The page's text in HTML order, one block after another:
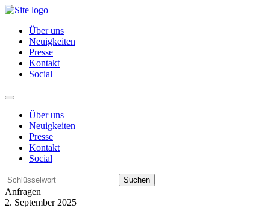
Über uns
Neuigkeiten
Presse
Kontakt
Social
Über uns
Neuigkeiten
Presse
Kontakt
Social
Suchen
Anfragen
2. September 2025